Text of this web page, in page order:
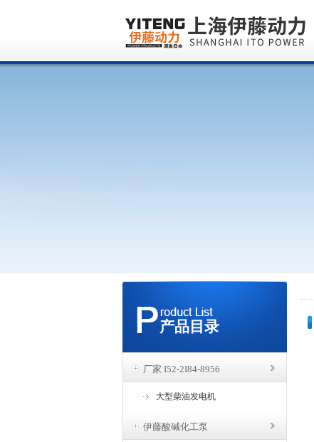
产品目录
厂家 I52-2I84-8956
大型柴油发电机
伊藤酸碱化工泵